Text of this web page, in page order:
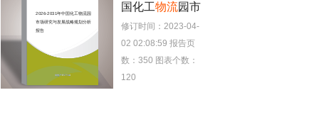
2026-2031年中国化工物流园
市场研究与发展战略规划分析
报告
国化工物流园市
场研究与发展战
略规划分析报告
修订时间：2023-04-
02 02:08:59 报告页
数：350 图表个数：
120